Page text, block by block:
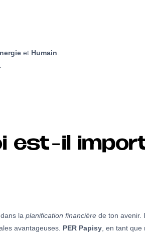
et Humain.
.
est-il
la planification financière de ton avenir.
avantageuses. PER Papisy, en tant que